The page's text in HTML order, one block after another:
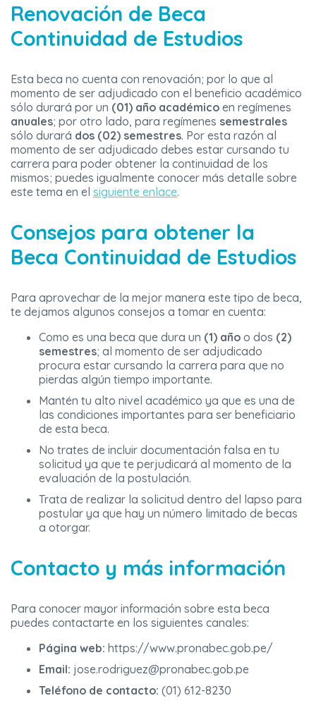
Renovación de Beca
Continuidad de Estudios
Esta beca no cuenta con renovación; por lo que al
momento de ser adjudicado con el beneficio académico
sólo durará por un (01) año académico en regímenes
anuales; por otro lado, para regímenes semestrales
sólo durará dos (02) semestres. Por esta razón al
momento de ser adjudicado debes estar cursando tu
carrera para poder obtener la continuidad de los
mismos; puedes igualmente conocer más detalle sobre
este tema en el siguiente enlace.
Consejos para obtener la
Beca Continuidad de Estudios
Para aprovechar de la mejor manera este tipo de beca,
te dejamos algunos consejos a tomar en cuenta:
Como es una beca que dura un (1) año o dos (2)
semestres; al momento de ser adjudicado
procura estar cursando la carrera para que no
pierdas algún tiempo importante.
Mantén tu alto nivel académico ya que es una de
las condiciones importantes para ser beneficiario
de esta beca.
No trates de incluir documentación falsa en tu
solicitud ya que te perjudicará al momento de la
evaluación de la postulación.
Trata de realizar la solicitud dentro del lapso para
postular ya que hay un número limitado de becas
a otorgar.
Contacto y más información
Para conocer mayor información sobre esta beca
puedes contactarte en los siguientes canales:
Página web: https://www.pronabec.gob.pe/
Email: jose.rodriguez@pronabec.gob.pe
Teléfono de contacto: (01) 612-8230